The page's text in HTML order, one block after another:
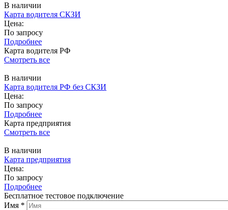
В наличии
Карта водителя СКЗИ
Цена:
По запросу
Подробнее
Карта водителя РФ
Смотреть все
В наличии
Карта водителя РФ без СКЗИ
Цена:
По запросу
Подробнее
Карта предприятия
Смотреть все
В наличии
Карта предприятия
Цена:
По запросу
Подробнее
Бесплатное тестовое подключение
Имя *